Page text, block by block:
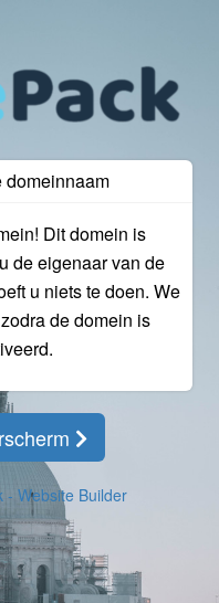
domeinnaam
Dit domein is
de eigenaar van de
u niets te doen. We
de domein is
- Website Builder